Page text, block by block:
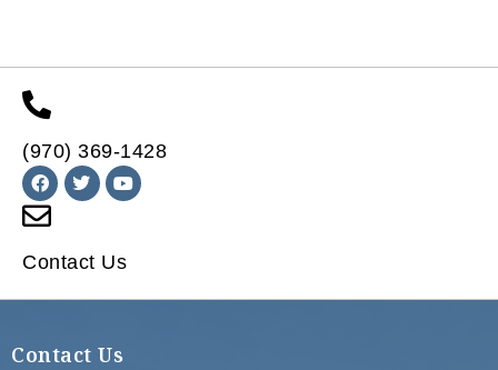
(970) 369-1428
Contact Us
Contact Us